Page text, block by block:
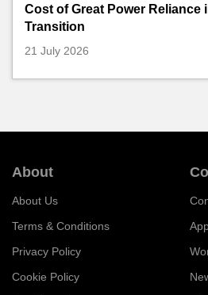
Cost of Great Power Reliance
Transition
21 July 2026
About
About Us
Terms & Conditions
Privacy Policy
Cookie Policy